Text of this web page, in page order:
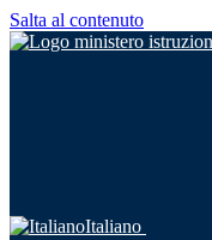
Salta al contenuto
Italiano